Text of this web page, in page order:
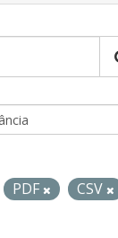
PDF
CSV